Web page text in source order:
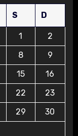
S D
1
2
8
9
15
16
22
23
29
30